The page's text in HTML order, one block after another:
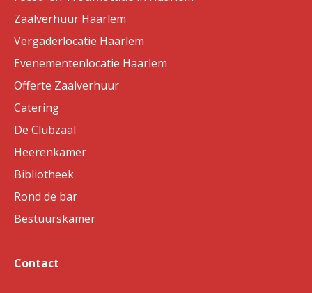
Zaalverhuur Haarlem
Vergaderlocatie Haarlem
Evenementenlocatie Haarlem
Offerte Zaalverhuur
Catering
De Clubzaal
Heerenkamer
Bibliotheek
Rond de bar
Bestuurskamer
Contact